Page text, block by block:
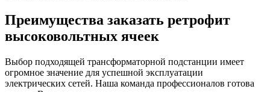
Преимущества заказать ретрофит
высоковольтных ячеек
Выбор подходящей трансформаторной подстанции имеет
огромное значение для успешной эксплуатации
электрических сетей. Наша команда профессионалов готова